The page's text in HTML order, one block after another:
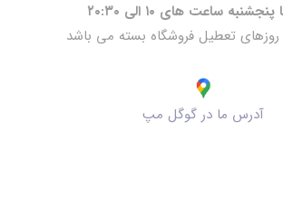
ساعت های ۱۰ الی ۲۰:۳۰
تعطیل فروشگاه بسته می باشد
آدرس ما در گوگل مپ